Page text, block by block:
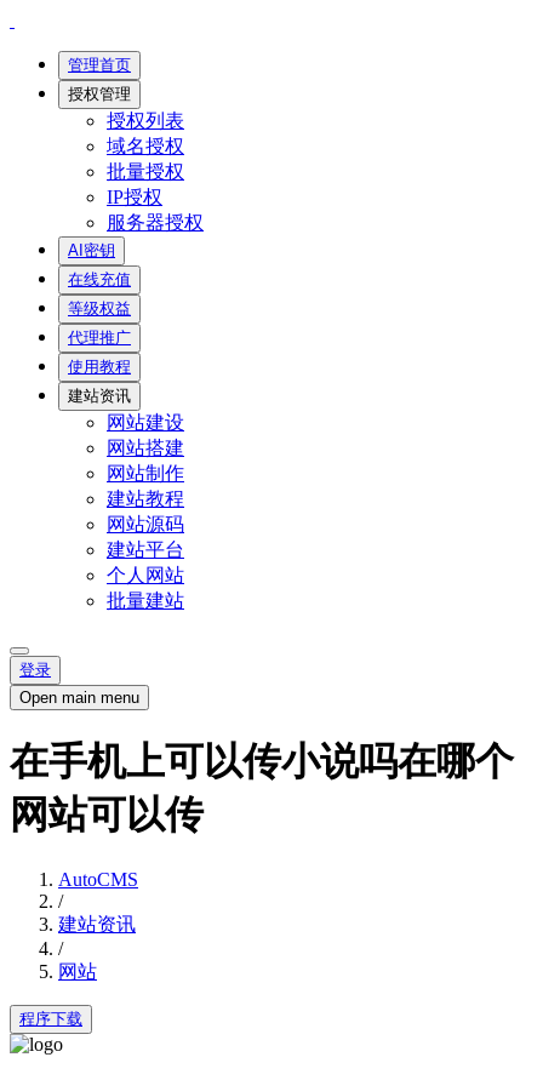
管理首页
授权管理
授权列表
域名授权
批量授权
IP授权
服务器授权
AI密钥
在线充值
等级权益
代理推广
使用教程
建站资讯
网站建设
网站搭建
网站制作
建站教程
网站源码
建站平台
个人网站
批量建站
登录
Open main menu
在手机上可以传小说吗在哪个
网站可以传
AutoCMS
/
建站资讯
/
网站
程序下载